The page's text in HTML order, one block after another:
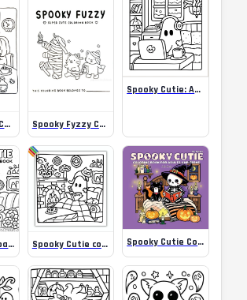
Spooky Fyzzy Coloring Pages #2 Spooky Fyzzy Coloring Pages #1
Spooky Cutie: Adorable Creepy Creatures in Cozy Hygge Moments Coloring Book by Coco Wyo
Spooky Cutie para Colorir Spooky Cutie coloring pages Spooky Cutie Coloring Book